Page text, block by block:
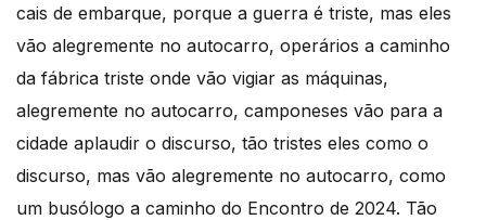
cais de embarque, porque a guerra é triste, mas eles
vão alegremente no autocarro, operários a caminho
da fábrica triste onde vão vigiar as máquinas,
alegremente no autocarro, camponeses vão para a
cidade aplaudir o discurso, tão tristes eles como o
discurso, mas vão alegremente no autocarro, como
um busólogo a caminho do Encontro de 2024. Tão